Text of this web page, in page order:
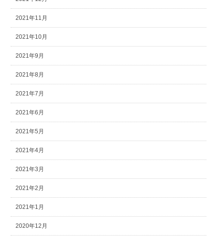
2021年11月
2021年10月
2021年9月
2021年8月
2021年7月
2021年6月
2021年5月
2021年4月
2021年3月
2021年2月
2021年1月
2020年12月